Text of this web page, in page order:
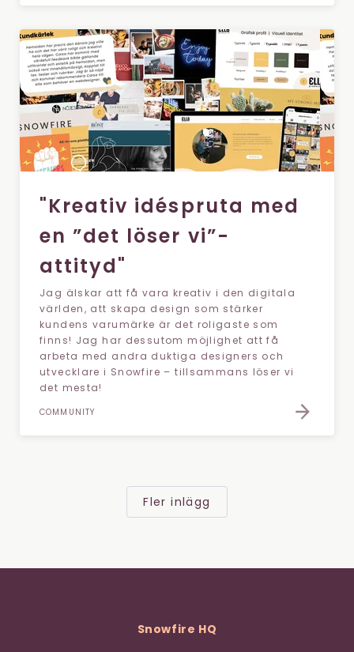
"Kreativ idéspruta med
en ”det löser vi”-
attityd"
Jag älskar att få vara kreativ i den digitala
världen, att skapa design som stärker
kundens varumärke är det roligaste som
finns! Jag har dessutom möjlighet att få
arbeta med andra duktiga designers och
utvecklare i Snowfire – tillsammans löser vi
det mesta!
COMMUNITY
Fler inlägg
Snowfire HQ